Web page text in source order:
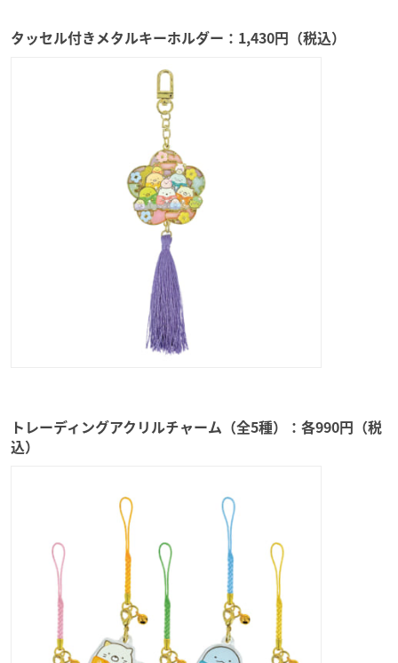
タッセル付きメタルキーホルダー：1,430円（税込）
トレーディングアクリルチャーム（全5種）：各990円（税
込）